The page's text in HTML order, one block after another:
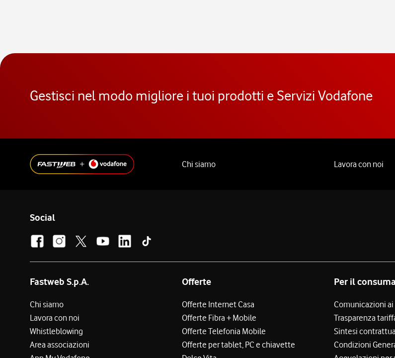
Gestisci nel modo migliore i tuoi prodotti e Servizi Vodafone
Chi siamo Lavora con noi
Social
Fastweb S.p.A.
Chi siamo
Lavora con noi
Whistleblowing
Area associazioni
Offerte
Offerte Internet Casa
Offerte Fibra + Mobile
Offerte Telefonia Mobile
Offerte per tablet, PC e chiavette
Per il
Comunicazioni
Trasparenza
Sintesi
Condizioni